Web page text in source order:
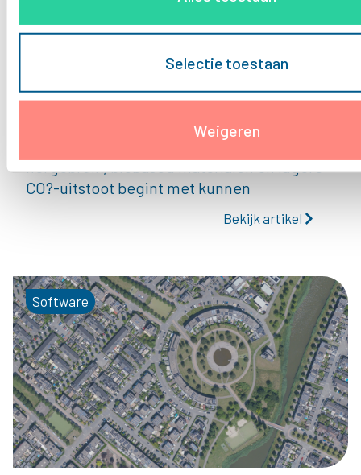
Selectie toestaan
Weigeren
circulaire keuzes mogelijk
Circulariteit wordt voor woningcorporaties
steeds belangrijker. Maar kunnen sturen op
hergebruik, biobased materialen en lagere
CO?-uitstoot begint met kunnen
Bekijk artikel
Software